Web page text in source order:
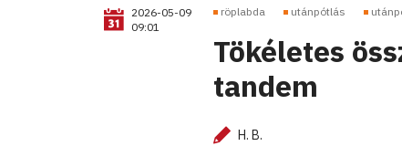
2026-05-09
09:01
röplabda utánpótlás
Tökéletes
tandem
H. B.